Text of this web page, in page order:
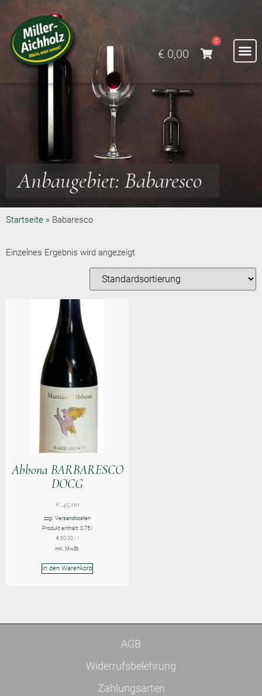
€ 0,00
0
Anbaugebiet: Babaresco
Startseite » Babaresco
Einzelnes Ergebnis wird angezeigt
Abbona BARBARESCO
DOCG
€45,00
zzgl. Versandkosten
Produkt enthält: 0,75
€60,00/
inkl. MwSt.
In den Warenkorb
AGB
Widerrufsbelehrung
Zahlungsarten